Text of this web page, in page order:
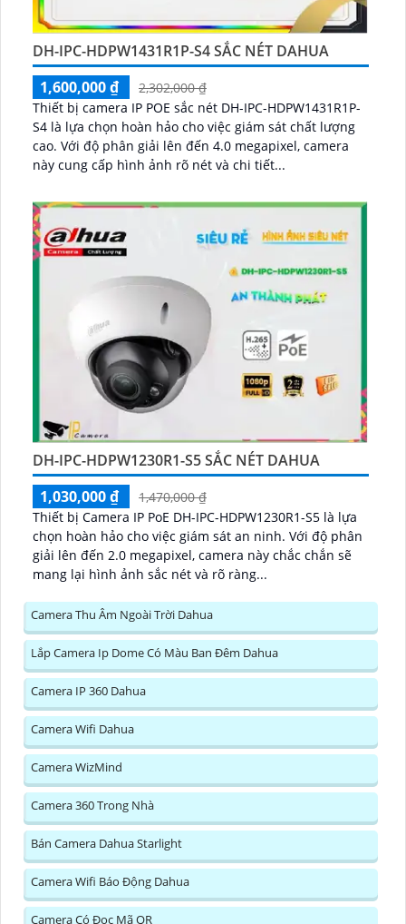
DH-IPC-HDPW1431R1P-S4 SẮC NÉT DAHUA
1,600,000 ₫
2,302,000 ₫
Thiết bị camera IP POE sắc nét DH-IPC-HDPW1431R1P-
S4 là lựa chọn hoàn hảo cho việc giám sát chất lượng
cao. Với độ phân giải lên đến 4.0 megapixel, camera
này cung cấp hình ảnh rõ nét và chi tiết...
DH-IPC-HDPW1230R1-S5 SẮC NÉT DAHUA
1,030,000 ₫
1,470,000 ₫
Thiết bị Camera IP PoE DH-IPC-HDPW1230R1-S5 là lựa
chọn hoàn hảo cho việc giám sát an ninh. Với độ phân
giải lên đến 2.0 megapixel, camera này chắc chắn sẽ
mang lại hình ảnh sắc nét và rõ ràng...
Camera Thu Âm Ngoài Trời Dahua
Lắp Camera Ip Dome Có Màu Ban Đêm Dahua
Camera IP 360 Dahua
Camera Wifi Dahua
Camera WizMind
Camera 360 Trong Nhà
Bán Camera Dahua Starlight
Camera Wifi Báo Động Dahua
Camera Có Đọc Mã QR